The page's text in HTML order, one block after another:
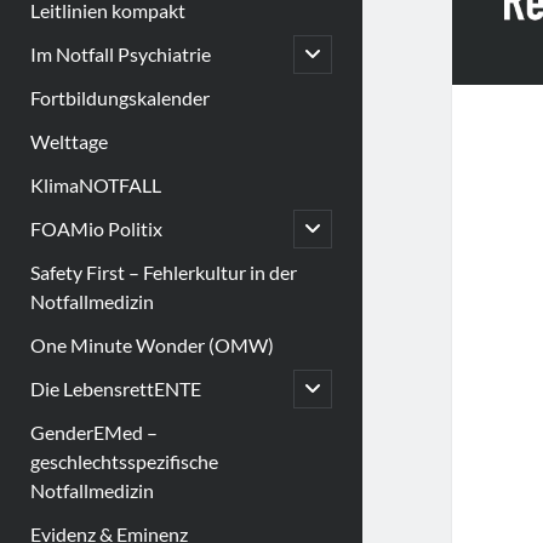
Leitlinien kompakt
Im Notfall Psychiatrie
open
child
Fortbildungskalender
Welttage
KlimaNOTFALL
FOAMio Politix
open
child
Safety First – Fehlerkultur in der
Notfallmedizin
One Minute Wonder (OMW)
Die LebensrettENTE
open
child
GenderEMed –
geschlechtsspezifische
Notfallmedizin
Evidenz & Eminenz